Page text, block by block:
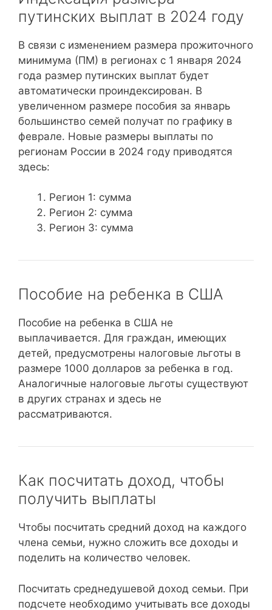
путинских выплат в 2024 году
В связи с изменением размера прожиточного
минимума (ПМ) в регионах с 1 января 2024
года размер путинских выплат будет
автоматически проиндексирован. В
увеличенном размере пособия за январь
большинство семей получат по графику в
феврале. Новые размеры выплаты по
регионам России в 2024 году приводятся
здесь:
Регион 1: сумма
Регион 2: сумма
Регион 3: сумма
Пособие на ребенка в США
Пособие на ребенка в США не
выплачивается. Для граждан, имеющих
детей, предусмотрены налоговые льготы в
размере 1000 долларов за ребенка в год.
Аналогичные налоговые льготы существуют
в других странах и здесь не
рассматриваются.
Как посчитать доход, чтобы
получить выплаты
Чтобы посчитать средний доход на каждого
члена семьи, нужно сложить все доходы и
поделить на количество человек.
Посчитать среднедушевой доход семьи. При
подсчете необходимо учитывать все доходы